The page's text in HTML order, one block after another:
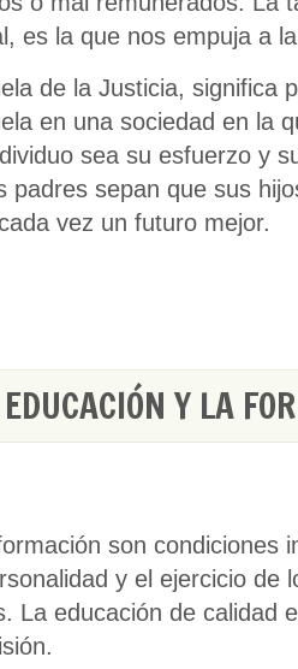
es la que nos empuja a
de la Justicia, significa
en una sociedad en la
sea su esfuerzo y
padres sepan que sus
vez un futuro mejor.
Y LA
son condiciones
y el ejercicio de
La educación de calidad